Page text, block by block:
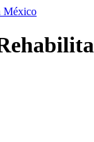
México